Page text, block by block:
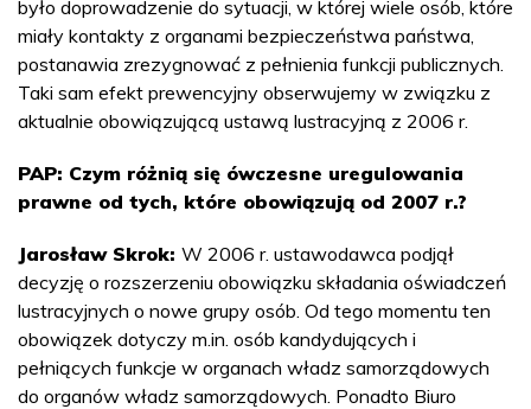
było doprowadzenie do sytuacji, w której wiele osób, które
miały kontakty z organami bezpieczeństwa państwa,
postanawia zrezygnować z pełnienia funkcji publicznych.
Taki sam efekt prewencyjny obserwujemy w związku z
aktualnie obowiązującą ustawą lustracyjną z 2006 r.
PAP: Czym różnią się ówczesne uregulowania
prawne od tych, które obowiązują od 2007 r.?
Jarosław Skrok: W 2006 r. ustawodawca podjął
decyzję o rozszerzeniu obowiązku składania oświadczeń
lustracyjnych o nowe grupy osób. Od tego momentu ten
obowiązek dotyczy m.in. osób kandydujących i
pełniących funkcje w organach władz samorządowych
do organów władz samorządowych. Ponadto Biuro